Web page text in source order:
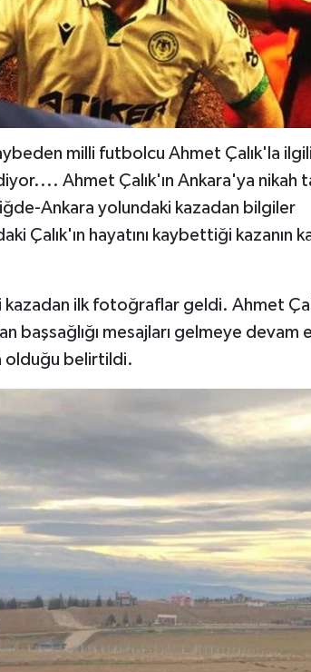
milli futbolcu Ahmet Çalık'la
Ahmet Çalık'ın Ankara'ya nikah
Ankara yolundaki kazadan bilgiler
Çalık'ın hayatını kaybettiği kazanın
kazadan ilk fotoğraflar geldi. Ahmet
başsağlığı mesajları gelmeye devam
olduğu belirtildi.